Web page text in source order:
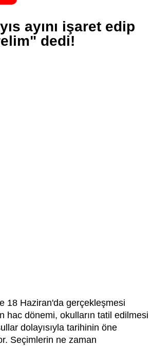
ayını işaret edip
dedi!
18 Haziran'da gerçekleşmesi
hac dönemi, okulların tatil edilmesi
dolayısıyla tarihinin öne
Seçimlerin ne zaman